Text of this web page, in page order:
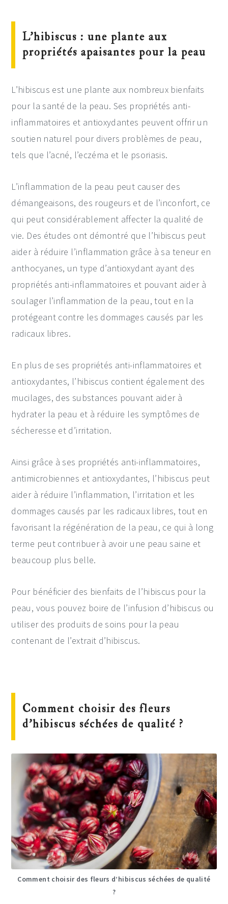
L’hibiscus : une plante aux
propriétés apaisantes pour la peau
L’hibiscus est une plante aux nombreux bienfaits
pour la santé de la peau. Ses propriétés anti-
inflammatoires et antioxydantes peuvent offrir un
soutien naturel pour divers problèmes de peau,
tels que l’acné, l’eczéma et le psoriasis.
L’inflammation de la peau peut causer des
démangeaisons, des rougeurs et de l’inconfort, ce
qui peut considérablement affecter la qualité de
vie. Des études ont démontré que l’hibiscus peut
aider à réduire l’inflammation grâce à sa teneur en
anthocyanes, un type d’antioxydant ayant des
propriétés anti-inflammatoires et pouvant aider à
soulager l’inflammation de la peau, tout en la
protégeant contre les dommages causés par les
radicaux libres.
En plus de ses propriétés anti-inflammatoires et
antioxydantes, l’hibiscus contient également des
mucilages, des substances pouvant aider à
hydrater la peau et à réduire les symptômes de
sécheresse et d’irritation.
Ainsi grâce à ses propriétés anti-inflammatoires,
antimicrobiennes et antioxydantes, l’hibiscus peut
aider à réduire l’inflammation, l’irritation et les
dommages causés par les radicaux libres, tout en
favorisant la régénération de la peau, ce qui à long
terme peut contribuer à avoir une peau saine et
beaucoup plus belle.
Pour bénéficier des bienfaits de l’hibiscus pour la
peau, vous pouvez boire de l’infusion d’hibiscus ou
utiliser des produits de soins pour la peau
contenant de l’extrait d’hibiscus.
Comment choisir des fleurs
d’hibiscus séchées de qualité ?
Comment choisir des fleurs d’hibiscus séchées de qualité
?